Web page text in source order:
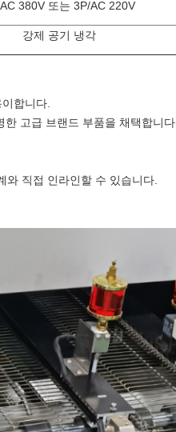
380V 또는 3P/AC 220V
강제 공기 냉각
합니다.
고급 브랜드 부품을 채택합니다.
직접 인라인할 수 있습니다.